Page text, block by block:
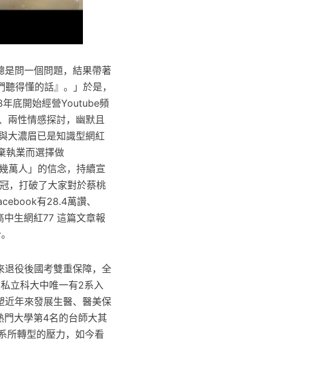
是問一個問題，結果帶著
得懂的話』。」於是，
底開始經營Youtube頻
兩性情感探討，幽默且
大濃眉已是知識型網紅
執業而選擇做
萬人」的信念，持續宣
，打破了大家對於蔡桃
有28.4萬讚、
生網紅77 這篇文章報
退役後國考雙重保障，全
立科大中唯一有2系入
近年來發展生醫、醫美保
門大學第4名的台師大其
所轉型的壓力，如今看